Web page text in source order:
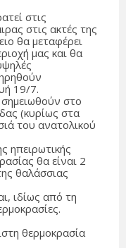
στις
στις ακτές της
θα μεταφέρει
μας και θα
19/7.
στο
(κυρίως στα
του ανατολικού
ηπειρωτικής
θα είναι 2
θαλάσσιας
ιδίως από τη
θερμοκρασία